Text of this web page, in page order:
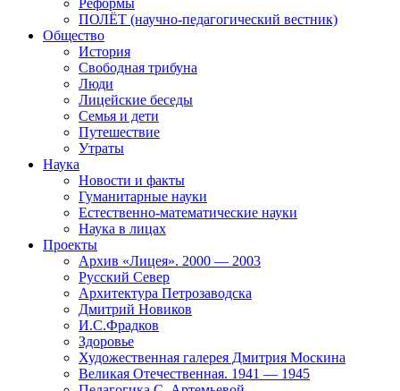
Реформы
ПОЛЁТ (научно-педагогический вестник)
Общество
История
Свободная трибуна
Люди
Лицейские беседы
Семья и дети
Путешествие
Утраты
Наука
Новости и факты
Гуманитарные науки
Естественно-математические науки
Наука в лицах
Проекты
Архив «Лицея». 2000 — 2003
Русский Север
Архитектура Петрозаводска
Дмитрий Новиков
И.С.Фрадков
Здоровье
Художественная галерея Дмитрия Москина
Великая Отечественная. 1941 — 1945